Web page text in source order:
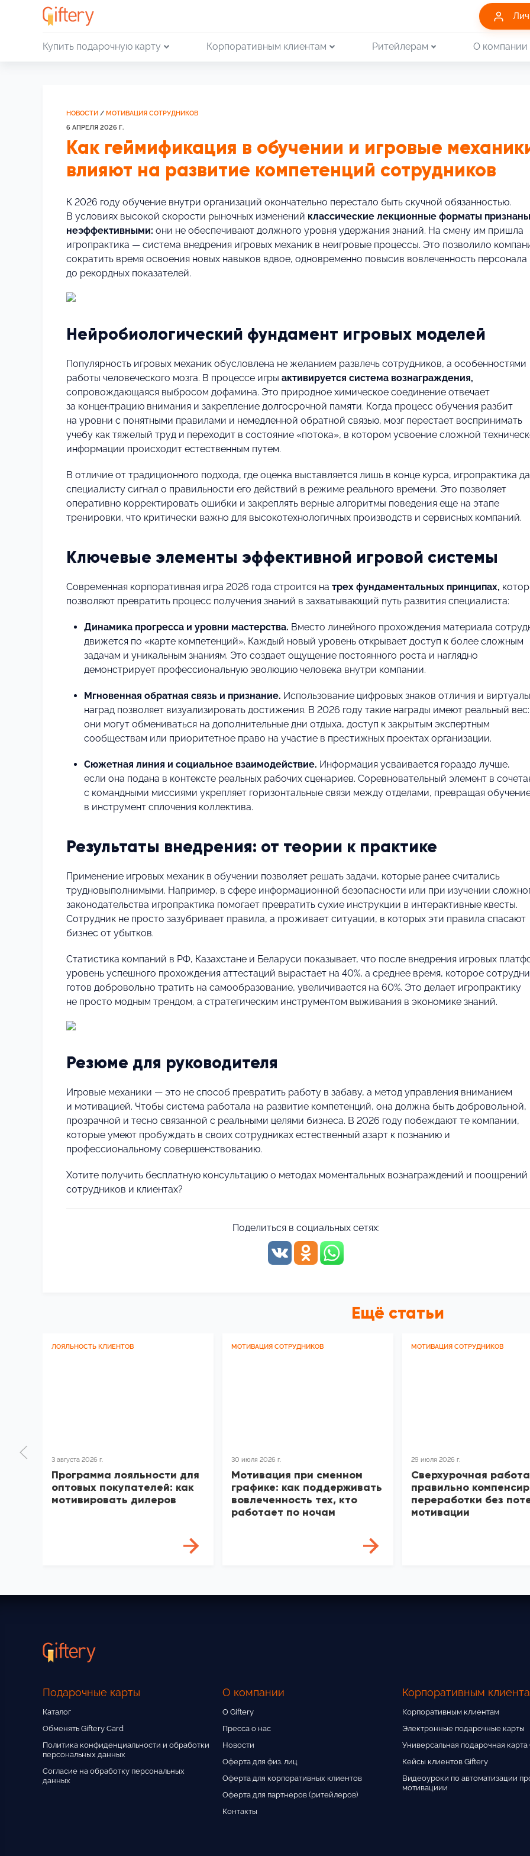
Купить подарочную карту Корпоративным клиентам Ритейлерам О компании
НОВОСТИ / МОТИВАЦИЯ СОТРУДНИКОВ
6 АПРЕЛЯ 2026 Г.
Как геймификация в обучении и игровые
влияют на развитие компетенций сотрудников
К 2026 году обучение внутри организаций окончательно перестало быть скучной обязанностью.
В условиях высокой скорости рыночных изменений классические лекционные форматы признаны
неэффективными: они не обеспечивают должного уровня удержания знаний. На смену им пришла
игропрактика — система внедрения игровых механик в неигровые процессы. Это позволило
сократить время освоения новых навыков вдвое, одновременно повысив вовлеченность персонала
до рекордных показателей.
Нейробиологический фундамент игровых моделей
Популярность игровых механик обусловлена не желанием развлечь сотрудников, а особенностями
работы человеческого мозга. В процессе игры активируется система вознаграждения,
сопровождающаяся выбросом дофамина. Это природное химическое соединение отвечает
за концентрацию внимания и закрепление долгосрочной памяти. Когда процесс обучения разбит
на уровни с понятными правилами и немедленной обратной связью, мозг перестает воспринимать
учебу как тяжелый труд и переходит в состояние «потока», в котором усвоение сложной
информации происходит естественным путем.
В отличие от традиционного подхода, где оценка выставляется лишь в конце курса, игропрактика
специалисту сигнал о правильности его действий в режиме реального времени. Это позволяет
оперативно корректировать ошибки и закреплять верные алгоритмы поведения еще на этапе
тренировки, что критически важно для высокотехнологичных производств и сервисных компаний.
Ключевые элементы эффективной игровой системы
Современная корпоративная игра 2026 года строится на трех фундаментальных принципах,
позволяют превратить процесс получения знаний в захватывающий путь развития специалиста:
Динамика прогресса и уровни мастерства. Вместо линейного прохождения материала
движется по «карте компетенций». Каждый новый уровень открывает доступ к более сложным
задачам и уникальным знаниям. Это создает ощущение постоянного роста и наглядно
демонстрирует профессиональную эволюцию человека внутри компании.
Мгновенная обратная связь и признание. Использование цифровых знаков отличия и
наград позволяет визуализировать достижения. В 2026 году такие награды имеют реальный вес:
они могут обмениваться на дополнительные дни отдыха, доступ к закрытым экспертным
сообществам или приоритетное право на участие в престижных проектах организации.
Сюжетная линия и социальное взаимодействие. Информация усваивается гораздо лучше,
если она подана в контексте реальных рабочих сценариев. Соревновательный элемент в
с командными миссиями укрепляет горизонтальные связи между отделами, превращая
в инструмент сплочения коллектива.
Результаты внедрения: от теории к практике
Применение игровых механик в обучении позволяет решать задачи, которые ранее считались
трудновыполнимыми. Например, в сфере информационной безопасности или при изучении
законодательства игропрактика помогает превратить сухие инструкции в интерактивные квесты.
Сотрудник не просто зазубривает правила, а проживает ситуации, в которых эти правила спасают
бизнес от убытков.
Статистика компаний в РФ, Казахстане и Беларуси показывает, что после внедрения игровых
уровень успешного прохождения аттестаций вырастает на 40%, а среднее время, которое
готов добровольно тратить на самообразование, увеличивается на 60%. Это делает игропрактику
не просто модным трендом, а стратегическим инструментом выживания в экономике знаний.
Резюме для руководителя
Игровые механики — это не способ превратить работу в забаву, а метод управления вниманием
и мотивацией. Чтобы система работала на развитие компетенций, она должна быть добровольной,
прозрачной и тесно связанной с реальными целями бизнеса. В 2026 году побеждают те компании,
которые умеют пробуждать в своих сотрудниках естественный азарт к познанию и
профессиональному совершенствованию.
Хотите получить бесплатную консультацию о методах моментальных вознаграждений и поощрений
сотрудников и клиентах?
Поделиться в социальных сетях:
Ещё статьи
ЛОЯЛЬНОСТЬ КЛИЕНТОВ
3 августа 2026 г.
Программа лояльности для
оптовых покупателей: как
мотивировать дилеров
МОТИВАЦИЯ СОТРУДНИКОВ
30 июля 2026 г.
Мотивация при сменном
графике: как поддерживать
вовлеченность тех, кто
работает по ночам
МОТИВАЦИЯ СОТРУДНИКОВ
29 июля 2026 г.
Сверхурочная
правильно
переработки без
мотивации
Подарочные карты
Каталог
Обменять Giftery Card
Политика конфиденциальности и обработки
персональных данных
Согласие на обработку персональных
данных
Корпоративным
Корпоративным клиентам
Электронные подарочные карты
Универсальная подарочная карта
Кейсы клиентов Giftery
Видеоуроки по автоматизации
мотивациии
О компании
О Giftery
Пресса о нас
Новости
Оферта для физ. лиц
Оферта для корпоративных клиентов
Оферта для партнеров (ритейлеров)
Контакты